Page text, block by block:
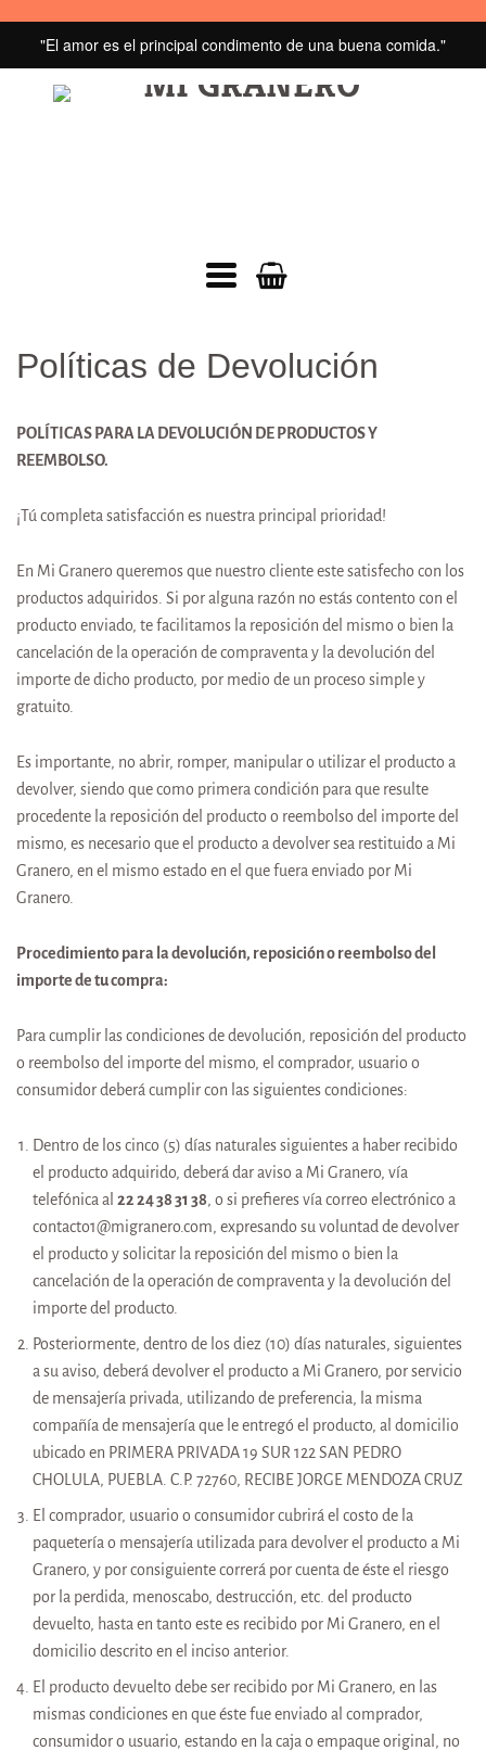
"El amor es el principal condimento de una buena comida."
MI
Menú
Políticas de Devolución
POLÍTICAS PARA LA DEVOLUCIÓN DE PRODUCTOS Y
REEMBOLSO.
¡Tú completa satisfacción es nuestra principal prioridad!
En Mi Granero queremos que nuestro cliente este satisfecho con los
productos adquiridos. Si por alguna razón no estás contento con el
producto enviado, te facilitamos la reposición del mismo o bien la
cancelación de la operación de compraventa y la devolución del
importe de dicho producto, por medio de un proceso simple y
gratuito.
Es importante, no abrir, romper, manipular o utilizar el producto a
devolver, siendo que como primera condición para que resulte
procedente la reposición del producto o reembolso del importe del
mismo, es necesario que el producto a devolver sea restituido a Mi
Granero, en el mismo estado en el que fuera enviado por Mi
Granero
Procedimiento para la devolución, reposición o reembolso del
importe de tu compra:
Para cumplir las condiciones de devolución, reposición del producto
o reembolso del importe del mismo, el comprador, usuario o
consumidor deberá cumplir con las siguientes condiciones:
Dentro de los cinco (5) días naturales siguientes a haber recibido
el producto adquirido, deberá dar aviso a Mi Granero, vía
telefónica al 22 24 38 31 38, o si prefieres vía correo electrónico a
contacto1@migranero.com, expresando su voluntad de devolver
el producto y solicitar la reposición del mismo o bien la
cancelación de la operación de compraventa y la devolución del
importe del producto.
Posteriormente, dentro de los diez (10) días naturales, siguientes
a su aviso, deberá devolver el producto a Mi Granero, por servicio
de mensajería privada, utilizando de preferencia, la misma
compañía de mensajería que le entregó el producto, al domicilio
ubicado en PRIMERA PRIVADA 19 SUR 122 SAN PEDRO
CHOLULA, PUEBLA. C.P. 72760, RECIBE JORGE MENDOZA CRUZ
El comprador, usuario o consumidor cubrirá el costo de la
paquetería o mensajería utilizada para devolver el producto a Mi
Granero, y por consiguiente correrá por cuenta de éste el riesgo
por la perdida, menoscabo, destrucción, etc. del producto
devuelto, hasta en tanto este es recibido por Mi Granero, en el
domicilio descrito en el inciso anterior.
El producto devuelto debe ser recibido por Mi Granero, en las
mismas condiciones en que éste fue enviado al comprador,
consumidor o usuario, estando en la caja o empaque original, no